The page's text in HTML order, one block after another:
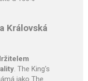
Královská
. The King's
jako The